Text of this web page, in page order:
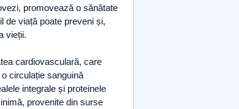
promovează o sănătate
de viață poate preveni și,
vieții.
cardiovasculară, care
circulație sanguină
integrale și proteinele
provenite din surse